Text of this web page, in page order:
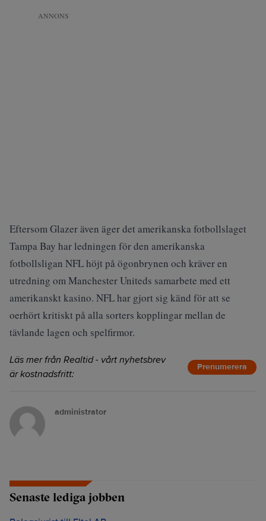
ANNONS
Eftersom Glazer även äger det amerikanska fotbollslaget
Tampa Bay har ledningen för den amerikanska
fotbollsligan NFL höjt på ögonbrynen och kräver en
utredning om Manchester Uniteds samarbete med ett
amerikanskt kasino. NFL har gjort sig känd för att se
oerhört kritiskt på alla sorters kopplingar mellan de
tävlande lagen och spelfirmor.
Läs mer från Realtid - vårt nyhetsbrev
är kostnadsfritt:
Prenumerera
administrator
Senaste lediga jobben